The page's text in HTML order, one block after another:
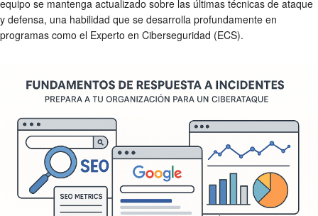
equipo se mantenga actualizado sobre las últimas técnicas de ataque
y defensa, una habilidad que se desarrolla profundamente en
programas como el Experto en Ciberseguridad (ECS).